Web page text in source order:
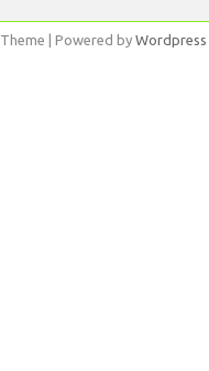
Theme | Powered by Wordpress